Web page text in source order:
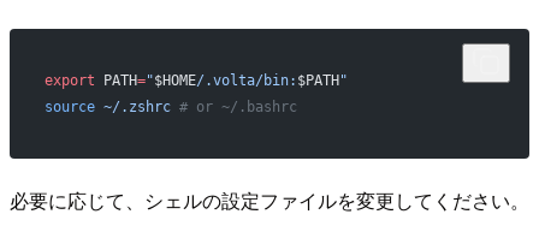
export PATH="$HOME/.volta/bin: $PATH"
source ~/.zshrc # or ~/.bashrc
必要に応じて、シェルの設定ファイルを変更してください。